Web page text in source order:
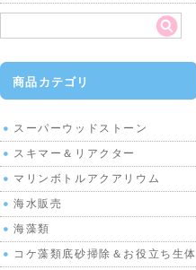
商品カテゴリ
スーパーウッドストーン
スキマー＆リアクター
マリンボトルアクアリウム
海水販売
海藻類
コケ藻類底砂掃除＆お役立ち生体